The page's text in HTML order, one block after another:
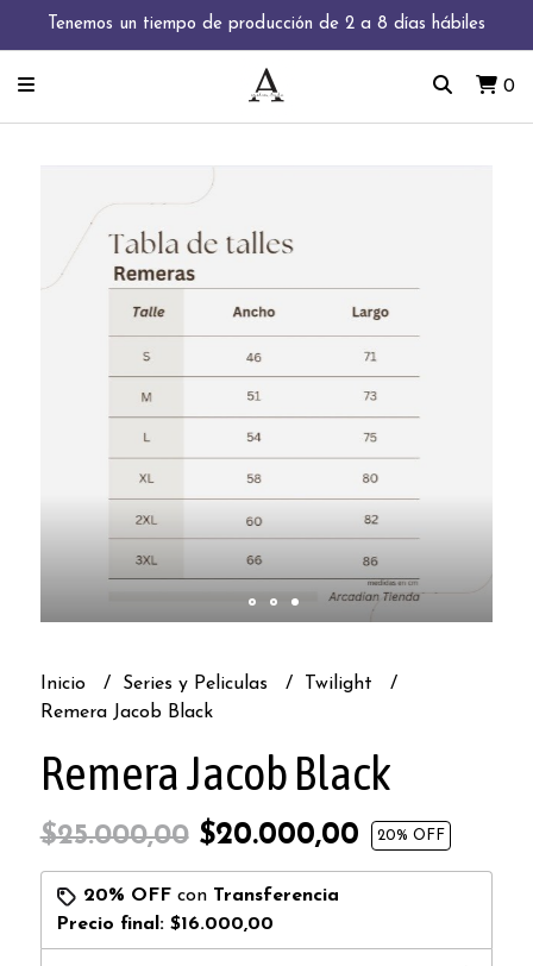
Tenemos un tiempo de producción de 2 a 8 días hábiles
0
Inicio Series y Peliculas
Twilight
Remera Jacob Black
Remera Jacob Black
$25.000,00$20.000,00 20% OFF
20% OFFcon Transferencia
Precio final: $16.000,00